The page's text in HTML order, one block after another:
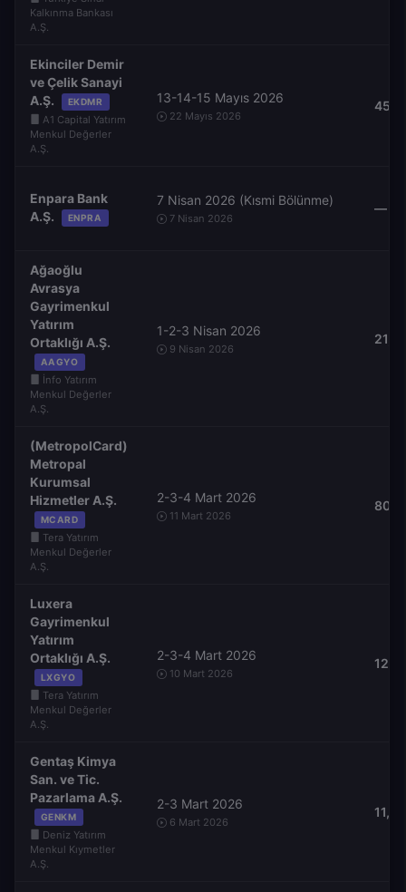
Kalkınma Bankası
A.Ş.
Ekinciler Demir
ve Çelik Sanayi
A.Ş.
EKDMR
A1 Capital Yatırım
Menkul Değerler
A.Ş.
13-14-15 Mayıs 2026
22 Mayıs 2026
Enpara Bank
A.Ş.
ENPRA
7 Nisan 2026 (Kısmi Bölünme)
7 Nisan 2026
—
Ağaoğlu
Avrasya
Gayrimenkul
Yatırım
Ortaklığı A.Ş.
AAGYO
İnfo Yatırım
Menkul Değerler
A.Ş.
1-2-3 Nisan 2026
9 Nisan 2026
(MetropolCard)
Metropal
Kurumsal
Hizmetler A.Ş.
MCARD
Tera Yatırım
Menkul Değerler
A.Ş.
2-3-4 Mart 2026
11 Mart 2026
Luxera
Gayrimenkul
Yatırım
Ortaklığı A.Ş.
LXGYO
Tera Yatırım
Menkul Değerler
A.Ş.
2-3-4 Mart 2026
10 Mart 2026
Gentaş Kimya
San. ve Tic.
Pazarlama A.Ş.
GENKM
Deniz Yatırım
Menkul Kıymetler
A.Ş.
2-3 Mart 2026
6 Mart 2026